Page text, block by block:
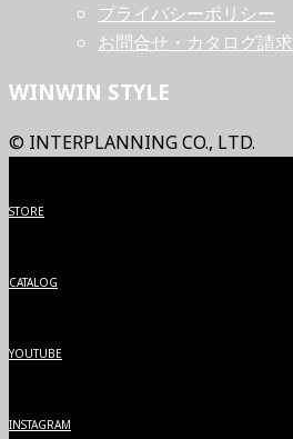
プライバシーポリシー
お問合せ・カタログ請求
WINWIN STYLE
© INTERPLANNING CO., LTD.
STORE
CATALOG
YOUTUBE
INSTAGRAM